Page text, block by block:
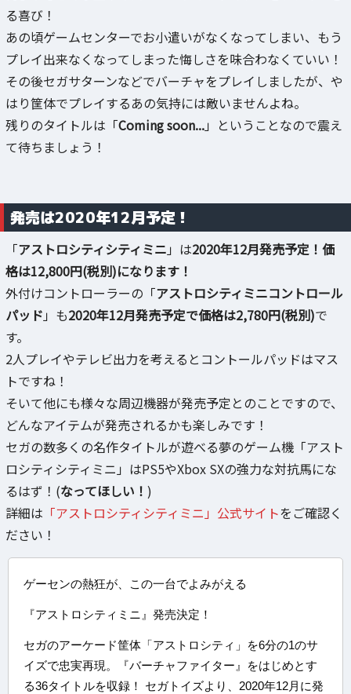
る喜び！
あの頃ゲームセンターでお小遣いがなくなってしまい、もう
プレイ出来なくなってしまった悔しさを味合わなくていい！
その後セガサターンなどでバーチャをプレイしましたが、や
はり筐体でプレイするあの気持には敵いませんよね。
残りのタイトルは「Coming soon...」ということなので震え
て待ちましょう！
発売は2020年12月予定！
「アストロシティシティミニ 」は2020年12月発売予定！価
格は12,800円(税別)になります！
外付けコントローラーの「アストロシティミニコントロール
パッド 」も2020年12月発売予定で価格は2,780円(税別)で
す。
2人プレイやテレビ出力を考えるとコントールパッドはマス
トですね！
そいて他にも様々な周辺機器が発売予定とのことですので、
どんなアイテムが発売されるかも楽しみです！
セガの数多くの名作タイトルが遊べる夢のゲーム機「アスト
ロシティシティミニ」はPS5やXbox SXの強力な対抗馬にな
るはず！(なってほしい！ )
詳細は 「アストロシティシティミニ」公式サイトをご確認く
ださい！
ゲーセンの熱狂が、この一台でよみがえる
『アストロシティミニ』発売決定！
セガのアーケード筐体「アストロシティ」を6分の1のサ
イズで忠実再現。『バーチャファイター』をはじめとす
る36タイトルを収録！ セガトイズより、2020年12月に発